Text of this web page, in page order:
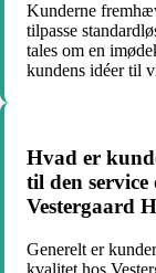
Kunderne
tilpasse
tales om en
kundens idéer til
Hvad er
til den
Vestergaard
Generelt er
kvalitet hos